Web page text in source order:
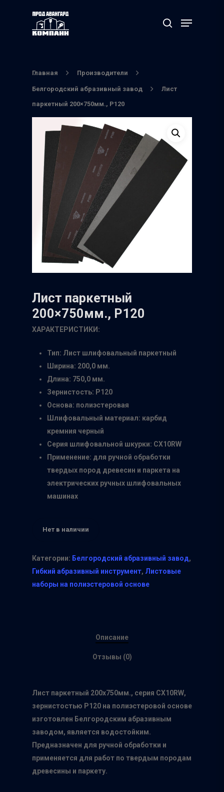
Главная Производители
Белгородский абразивный завод
Лист
паркетный 200×750мм., P120
Лист паркетный
200×750мм., P120
ХАРАКТЕРИСТИКИ:
Тип: Лист шлифовальный паркетный
Ширина: 200,0 мм.
Длина: 750,0 мм.
Зернистость: Р120
Основа: полиэстеровая
Шлифовальный материал: карбид
кремния черный
Серия шлифовальной шкурки: CX10RW
Применение: для ручной обработки
твердых пород древесин и паркета на
электрических ручных шлифовальных
машинах
Нет в наличии
Категории: Белгородский абразивный завод,
Гибкий абразивный инструмент, Листовые
наборы на полиэстеровой основе
Описание
Отзывы (0)
Лист паркетный 200х750мм., серия CX10RW,
зернистостью P120 на полиэстеровой основе
изготовлен Белгородским абразивным
заводом, является водостойким.
Предназначен для ручной обработки и
применяется для работ по твердым породам
древесины и паркету.